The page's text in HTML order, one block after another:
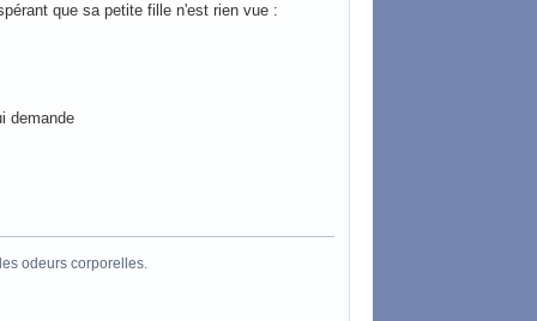
que sa petite fille n'est rien vue :
demande
odeurs corporelles.